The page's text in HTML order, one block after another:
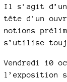
Il s’agit
tête d’un
notions
s’utilise
Vendredi 10
l’exposition